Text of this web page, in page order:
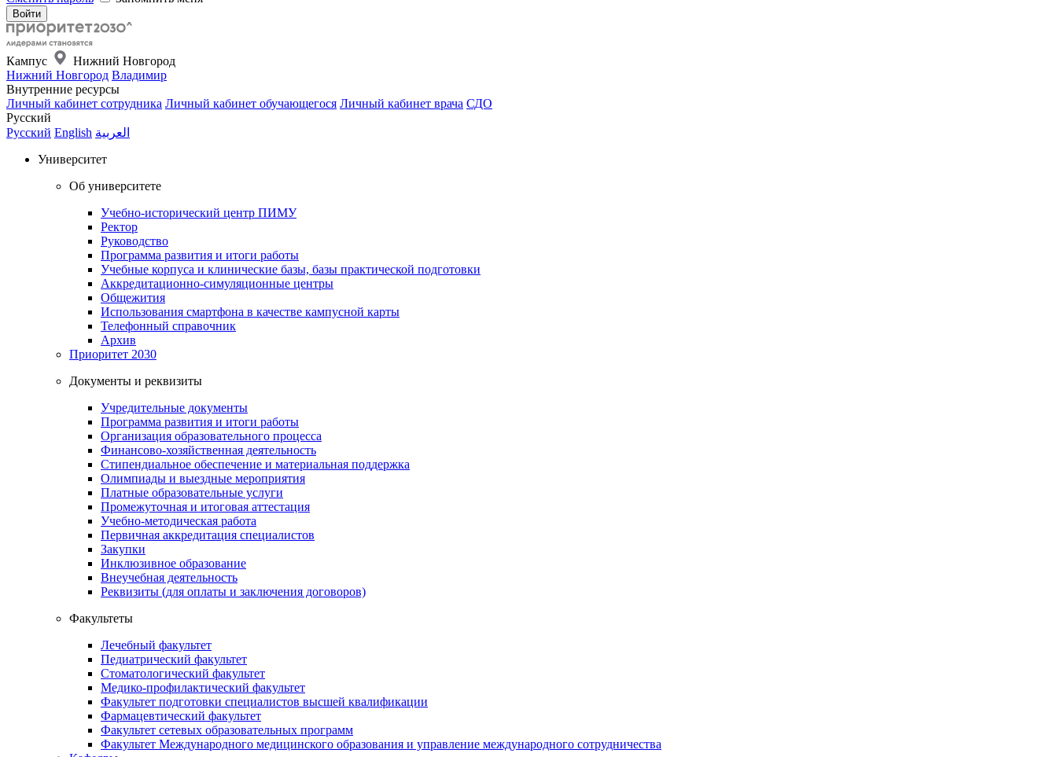
Кампус
Нижний Новгород
Нижний Новгород Владимир
Внутренние ресурсы
Личный кабинет сотрудника Личный кабинет обучающегося Личный кабинет врача СДО
Русский
Русский English العربية
Университет
Об университете
Учебно-исторический центр ПИМУ
Ректор
Руководство
Программа развития и итоги работы
Учебные корпуса и клинические базы, базы практической подготовки
Аккредитационно-симуляционные центры
Общежития
Использования смартфона в качестве кампусной карты
Телефонный справочник
Архив
Приоритет 2030
Документы и реквизиты
Учредительные документы
Программа развития и итоги работы
Организация образовательного процесса
Финансово-хозяйственная деятельность
Стипендиальное обеспечение и материальная поддержка
Олимпиады и выездные мероприятия
Платные образовательные услуги
Промежуточная и итоговая аттестация
Учебно-методическая работа
Первичная аккредитация специалистов
Закупки
Инклюзивное образование
Внеучебная деятельность
Реквизиты (для оплаты и заключения договоров)
Факультеты
Лечебный факультет
Педиатрический факультет
Стоматологический факультет
Медико-профилактический факультет
Факультет подготовки специалистов высшей квалификации
Фармацевтический факультет
Факультет сетевых образовательных программ
Факультет Международного медицинского образования и управление международного сотрудничества